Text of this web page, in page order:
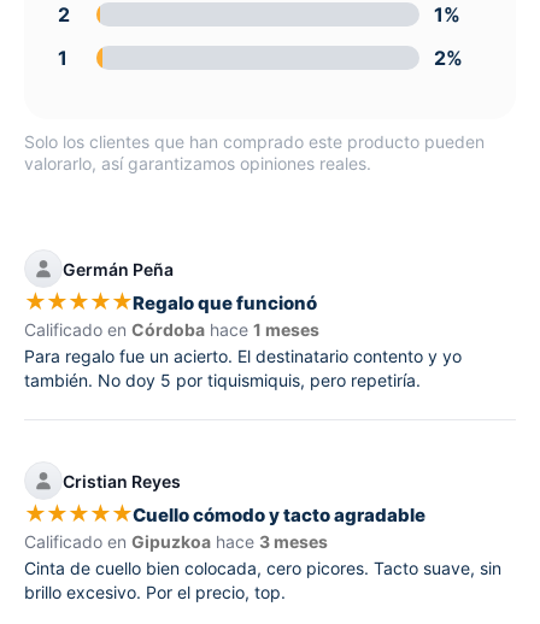
2
1%
1
2%
Solo los clientes que han comprado este producto pueden
valorarlo, así garantizamos opiniones reales.
Germán Peña
★★★★★Regalo que funcionó
Calificado en Córdoba hace 1 meses
Para regalo fue un acierto. El destinatario contento y yo
también. No doy 5 por tiquismiquis, pero repetiría.
Cristian Reyes
★★★★★Cuello cómodo y tacto agradable
Calificado en Gipuzkoa hace 3 meses
Cinta de cuello bien colocada, cero picores. Tacto suave, sin
brillo excesivo. Por el precio, top.